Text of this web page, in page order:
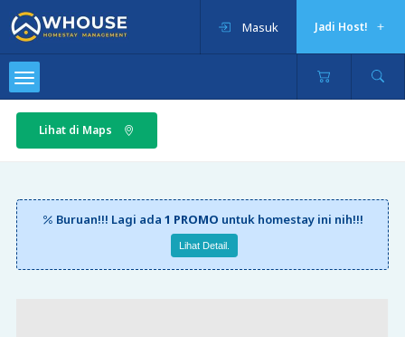
Jadi Host!
Masuk
Lihat di Maps
Buruan!!! Lagi ada 1 PROMO untuk homestay ini nih!!!
Lihat Detail.